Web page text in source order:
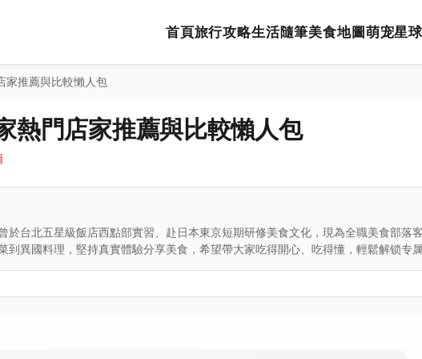
首頁旅行攻略生活隨筆美食地圖萌宠星球
家推薦與比較懶人包
熱門店家推薦與比較懶人包
於台北五星級飯店西點部實習、赴日本東京短期研修美食文化，現為全職美食部落
到異國料理，堅持真實體驗分享美食，希望帶大家吃得開心、吃得懂，輕鬆解锁专